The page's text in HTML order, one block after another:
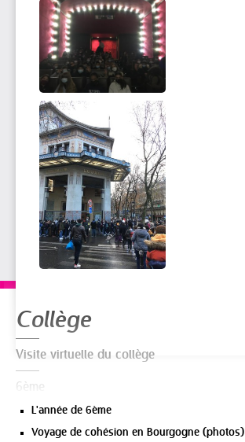
Collège
Visite virtuelle du collège
6ème
L'année de 6ème
Voyage de cohésion en Bourgogne (photos)